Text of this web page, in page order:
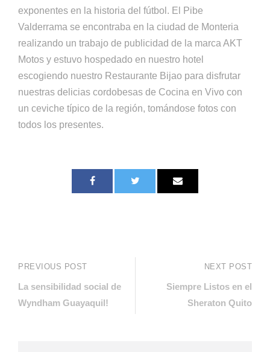
exponentes en la historia del fútbol. El Pibe
Valderrama se encontraba en la ciudad de Monteria
realizando un trabajo de publicidad de la marca AKT
Motos y estuvo hospedado en nuestro hotel
escogiendo nuestro Restaurante Bijao para disfrutar
nuestras delicias cordobesas de Cocina en Vivo con
un ceviche típico de la región, tomándose fotos con
todos los presentes.
PREVIOUS POST
La sensibilidad social de
Wyndham Guayaquil!
NEXT POST
Siempre Listos en el
Sheraton Quito